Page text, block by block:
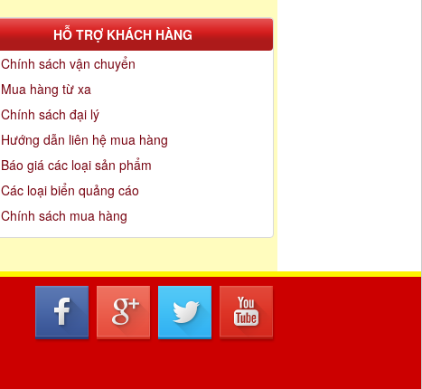
HỖ TRỢ KHÁCH HÀNG
Chính sách vận chuyển
Mua hàng từ xa
Chính sách đại lý
Hướng dẫn liên hệ mua hàng
Báo giá các loại sản phẩm
Các loại biển quảng cáo
Chính sách mua hàng